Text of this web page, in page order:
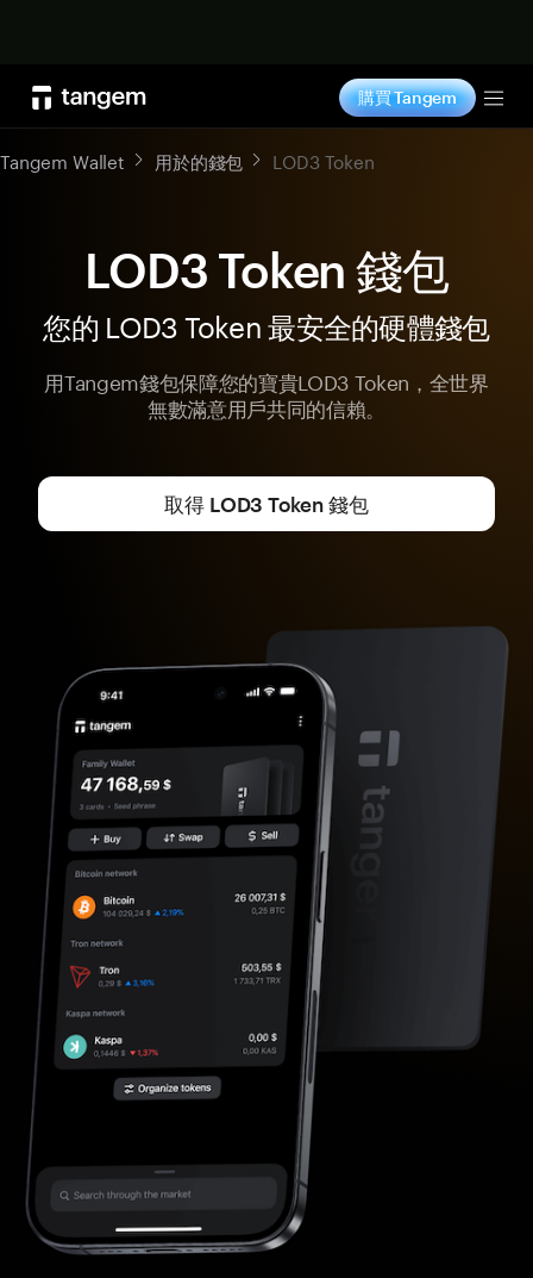
購買 Tangem
Tangem Wallet 用於的錢包 LOD3 Token
LOD3 Token 錢包
您的 LOD3 Token 最安全的硬體錢包
用Tangem錢包保障您的寶貴LOD3 Token，全世界
無數滿意用戶共同的信賴。
取得 LOD3 Token 錢包